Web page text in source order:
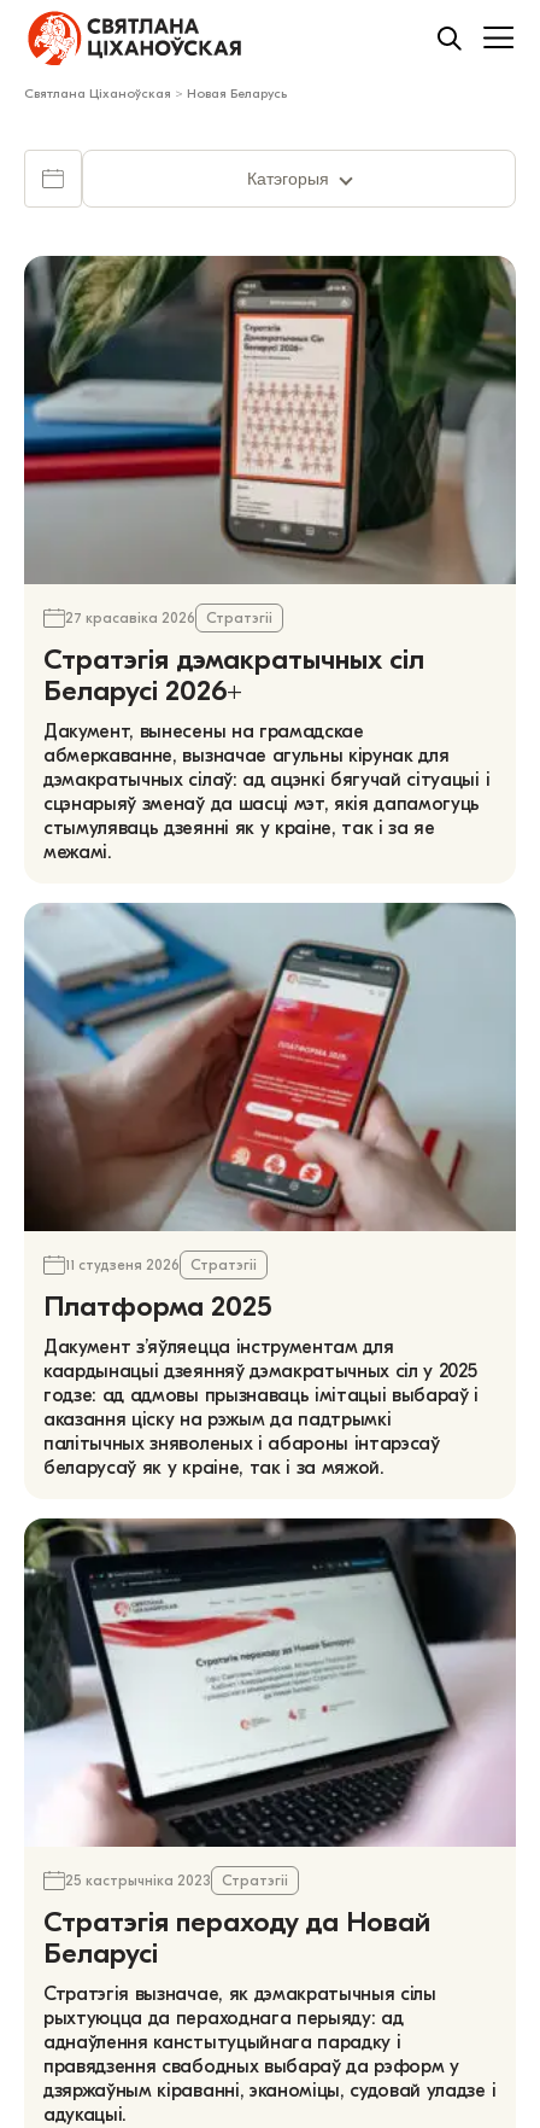
Святлана Ціханоўская > Новая Беларусь
Катэгорыя
27 красавіка 2026 Стратэгіі
Стратэгія дэмакратычных сіл
Беларусі 2026+
Дакумент, вынесены на грамадскае
абмеркаванне, вызначае агульны кірунак для
дэмакратычных сілаў: ад ацэнкі бягучай сітуацыі і
сцэнарыяў зменаў да шасці мэт, якія дапамогуць
стымуляваць дзеянні як у краіне, так і за яе
межамі.
11 студзеня 2026 Стратэгіі
Платформа 2025
Дакумент з’яўляецца інструментам для
каардынацыі дзеянняў дэмакратычных сіл у 2025
годзе: ад адмовы прызнаваць імітацыі выбараў і
аказання ціску на рэжым да падтрымкі
палітычных зняволеных і абароны інтарэсаў
беларусаў як у краіне, так і за мяжой.
25 кастрычніка 2023 Стратэгіі
Стратэгія пераходу да Новай
Беларусі
Стратэгія вызначае, як дэмакратычныя сілы
рыхтуюцца да пераходнага перыяду: ад
аднаўлення канстытуцыйнага парадку і
правядзення свабодных выбараў да рэформ у
дзяржаўным кіраванні, эканоміцы, судовай уладзе і
адукацыі.